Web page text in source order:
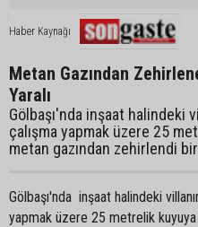
Haber Kaynağı
Metan Gazından
Yaralı
Gölbaşı'nda inşaat halindeki
çalışma yapmak üzere 25
metan gazından zehirlendi
Gölbaşı'nda inşaat halindeki
yapmak üzere 25 metrelik